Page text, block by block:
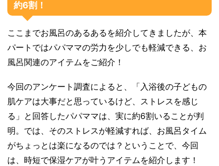
約6割！
ここまでお風呂のあるあるを紹介してきましたが、本
パートではパパママの労力を少しでも軽減できる、お
風呂関連のアイテムをご紹介！
今回のアンケート調査によると、「入浴後の子どもの
肌ケアは大事だと思っているけど、ストレスを感じ
る」と回答したパパママは、実に約6割いることが判
明。では、そのストレスが軽減すれば、お風呂タイム
がちょっとは楽になるのでは？ということで、今回
は、時短で保湿ケアが叶うアイテムを紹介します！